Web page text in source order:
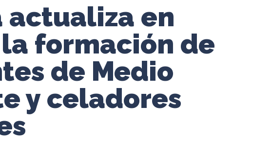
actualiza en
formación de
de Medio
y celadores